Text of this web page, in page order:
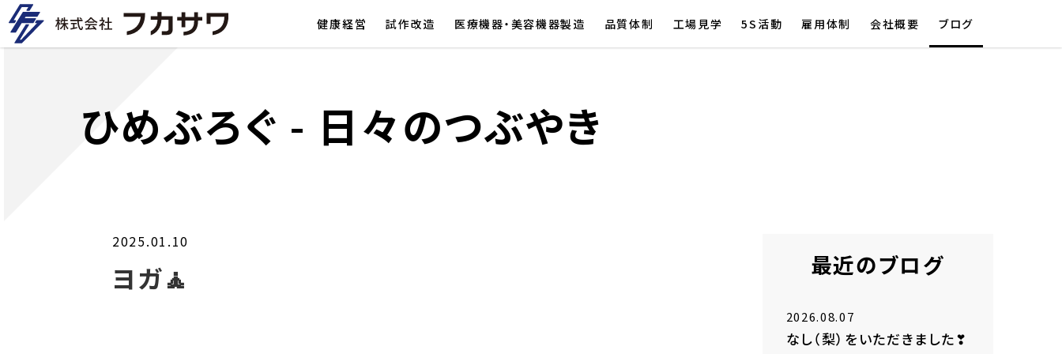
健康経営 試作改造 医療機器・美容機器製造 品質体制 工場見学 5S活動 雇用体制 会社概要 ブログ
ひめぶろぐ - 日々のつぶやき
2025.01.10
ヨガ🧘 最近のブログ
2026.08.07
なし（梨）をいただきました❣